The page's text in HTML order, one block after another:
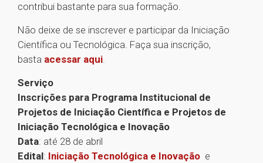
contribui bastante para sua formação.
Não deixe de se inscrever e participar da Iniciação
Científica ou Tecnológica. Faça sua inscrição,
basta acessar aqui.
Serviço
Inscrições para Programa Institucional de
Projetos de Iniciação Científica e Projetos de
Iniciação Tecnológica e Inovação
Data: até 28 de abril
Edital: Iniciação Tecnológica e Inovação e